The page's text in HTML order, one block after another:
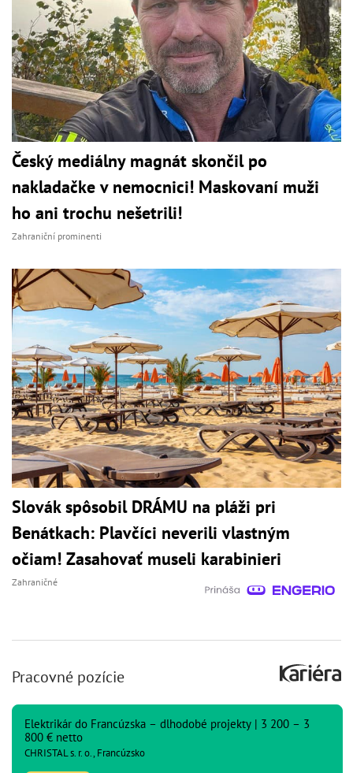
Český mediálny magnát skončil po
nakladačke v nemocnici! Maskovaní muži
ho ani trochu nešetrili!
Zahraniční prominenti
Slovák spôsobil DRÁMU na pláži pri
Benátkach: Plavčíci neverili vlastným
očiam! Zasahovať museli karabinieri
Zahraničné
Pracovné pozície
Elektrikár do Francúzska – dlhodobé projekty | 3 200 – 3
800 € netto
CHRISTAL s. r. o., Francúzsko